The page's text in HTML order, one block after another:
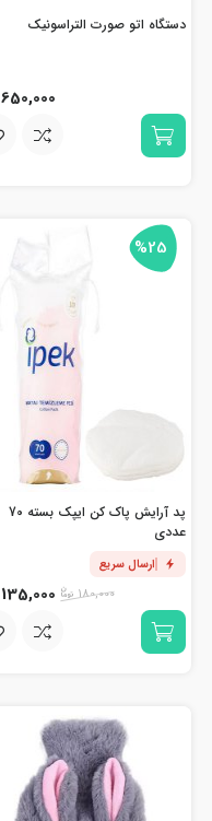
دستگاه اتو صورت التراسونیک
650,000
%25
پد آرایش پاک کن ایپک بسته 70
عددی
ارسال سریع
180,000
135,000